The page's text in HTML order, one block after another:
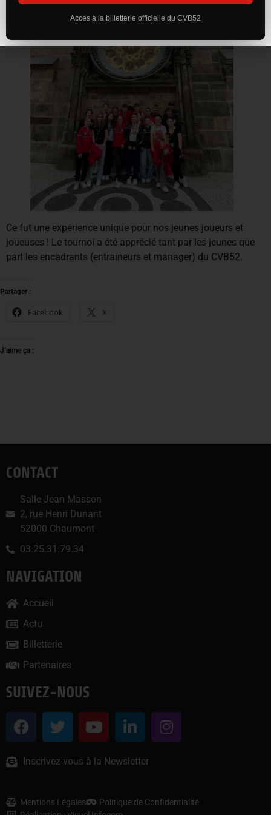
Ce fut une expérience unique pour nos jeunes joueurs et
joueuses ! Le tournoi a été apprécié tant par les jeunes que
part les encadrants (entraineurs et manager) du CVB52.
Partager :
Facebook X
J’aime ça :
CONTACT
Salle Jean Masson
2, rue Henri Dunant
52000 Chaumont
03.25.31.79.34
NAVIGATION
Accueil
Actu
Billetterie
Partenaires
SUIVEZ-NOUS
Inscrivez-vous à la Newsletter
Mentions Légales
Politique de Confidentialité
Accès à la billetterie officielle du CVB52